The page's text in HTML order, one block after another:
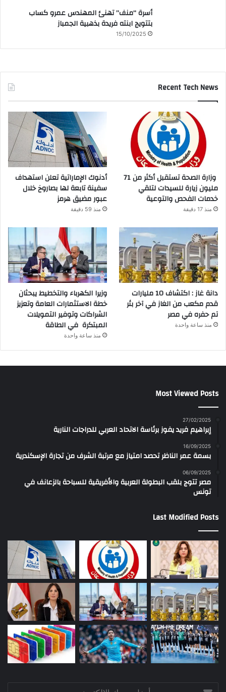
أسرة “منف” تهنئ المهندس عمرو كساب
بتتويج ابنته فريدة بذهبية الجمباز
15/10/2025
Recent Tech News
وزارة الصحة تستقبل أكثر من 71
مليون زيارة للسيدات لتلقي
خدمات الفحص والتوعية
منذ 17 دقيقة
أدنوك الإماراتية تعلن استهداف
سفينة تابعة لها بصاروخ خلال
عبور مضيق هرمز
منذ 59 دقيقة
دانة غاز : اكتشاف 10 مليارات
قدم مكعب من الغاز في آخر بئر
تم حفره في مصر
منذ ساعة واحدة
وزيرا الكهرباء والتخطيط يبحثان
خطة الاستثمارات العامة وتعزيز
الشراكات وتوفير التمويلات
المبتكرة في الطاقة
منذ ساعة واحدة
Most Viewed Posts
27/02/2025
إبراهيم فريد يفوز برئاسة الاتحاد العربي للدراجات النارية
16/09/2025
بسمة عمر الناظر تحصد امتياز مع مرتبة الشرف من تجارة الإسكندرية
06/09/2025
مصر تتوج بلقب البطولة العربية والأفريقية للسباحة بالزعانف في
تونس
Last Modified Posts